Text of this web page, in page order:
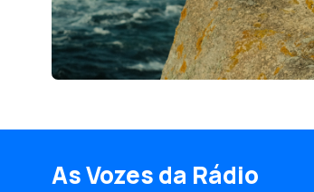
As Vozes da Rádio